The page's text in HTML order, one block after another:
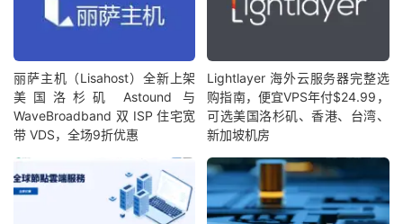
丽萨主机（Lisahost）全新上架
美国洛杉矶 Astound 与
WaveBroadband 双 ISP 住宅宽
带 VDS，全场9折优惠
Lightlayer 海外云服务器完整选
购指南，便宜VPS年付$24.99，
可选美国洛杉矶、香港、台湾、
新加坡机房